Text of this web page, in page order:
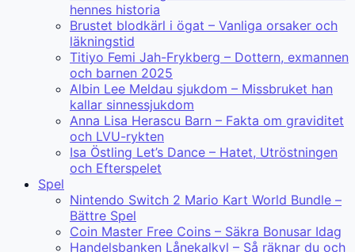
hennes historia
Brustet blodkärl i ögat – Vanliga orsaker och
läkningstid
Titiyo Femi Jah-Frykberg – Dottern, exmannen
och barnen 2025
Albin Lee Meldau sjukdom – Missbruket han
kallar sinnessjukdom
Anna Lisa Herascu Barn – Fakta om graviditet
och LVU-rykten
Isa Östling Let’s Dance – Hatet, Utröstningen
och Efterspelet
Spel
Nintendo Switch 2 Mario Kart World Bundle –
Bättre Spel
Coin Master Free Coins – Säkra Bonusar Idag
Handelsbanken Lånekalkyl – Så räknar du och